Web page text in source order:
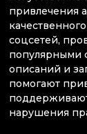
привлечения
соцсетей,
популярными
описаний и
помогают
нарушения